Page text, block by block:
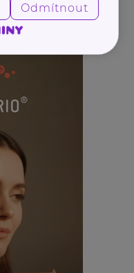
Odmítnout